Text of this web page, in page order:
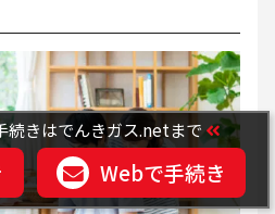
続きはでんきガス.netまで
Webで手続き